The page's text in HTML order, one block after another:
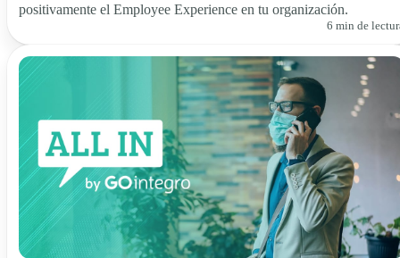
positivamente el Employee Experience en tu organización.
6 min de